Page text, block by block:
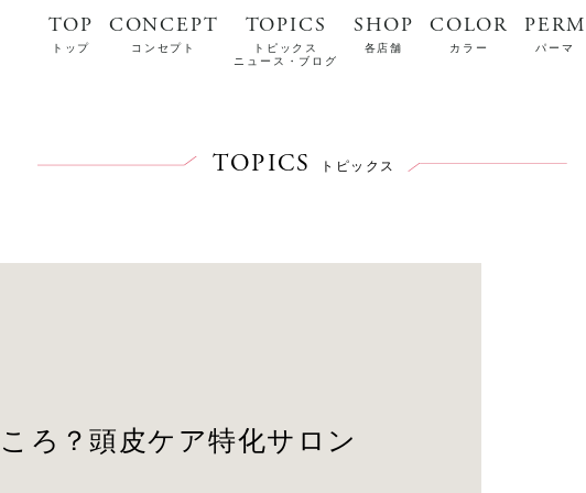
TOP
トップ
CONCEPT
コンセプト
TOPICS
トピックス
ニュース・ブログ
SHOP
各店舗
COLOR
カラー
PERM
パーマ
TOPICS トピックス
ろ？頭皮ケア特化サロン